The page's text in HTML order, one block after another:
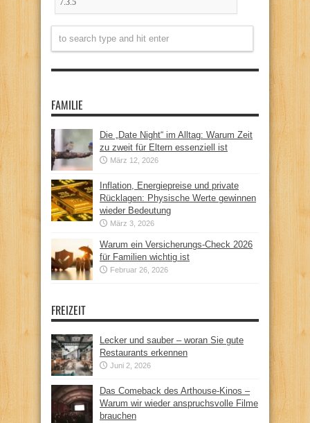
FAMILIE
Die „Date Night“ im Alltag: Warum Zeit
zu zweit für Eltern essenziell ist
März 12, 2026
Inflation, Energiepreise und private
Rücklagen: Physische Werte gewinnen
wieder Bedeutung
März 3, 2026
Warum ein Versicherungs-Check 2026
für Familien wichtig ist
Februar 26, 2026
FREIZEIT
Lecker und sauber – woran Sie gute
Restaurants erkennen
Juni 2, 2026
Das Comeback des Arthouse-Kinos –
Warum wir wieder anspruchsvolle Filme
brauchen